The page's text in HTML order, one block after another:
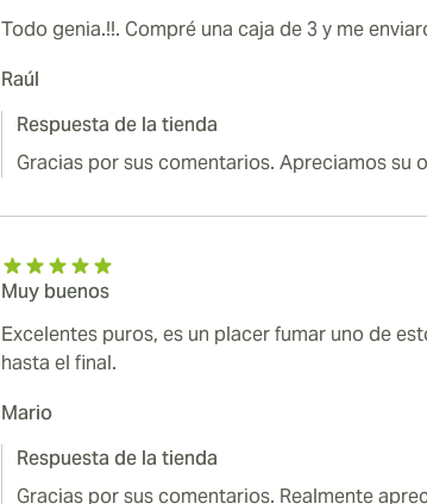
Todo genia.!!. Compré una caja de 3 y me
Raúl
Respuesta de la tienda
Gracias por sus comentarios. Apreciamos su
Muy buenos
Excelentes puros, es un placer fumar uno de
hasta el final.
Mario
Respuesta de la tienda
Gracias por sus comentarios. Realmente